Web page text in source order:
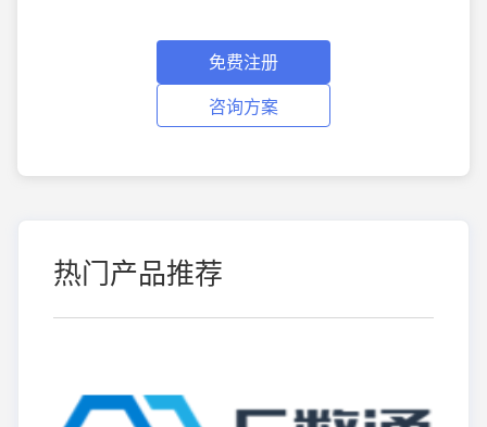
免费注册
咨询方案
热门产品推荐